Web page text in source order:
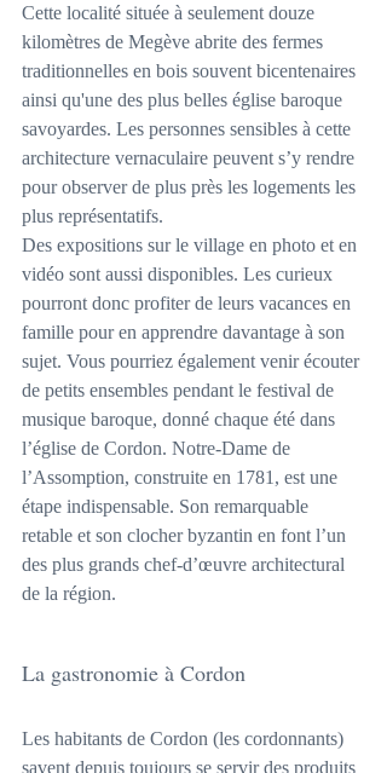
Cette localité située à seulement douze
kilomètres de Megève abrite des fermes
traditionnelles en bois souvent bicentenaires
ainsi qu'une des plus belles église baroque
savoyardes. Les personnes sensibles à cette
architecture vernaculaire peuvent s’y rendre
pour observer de plus près les logements les
plus représentatifs.
Des expositions sur le village en photo et en
vidéo sont aussi disponibles. Les curieux
pourront donc profiter de leurs vacances en
famille pour en apprendre davantage à son
sujet. Vous pourriez également venir écouter
de petits ensembles pendant le festival de
musique baroque, donné chaque été dans
l’église de Cordon. Notre-Dame de
l’Assomption, construite en 1781, est une
étape indispensable. Son remarquable
retable et son clocher byzantin en font l’un
des plus grands chef-d’œuvre architectural
de la région.
La gastronomie à Cordon
Les habitants de Cordon (les cordonnants)
savent depuis toujours se servir des produits